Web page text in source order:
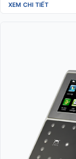
XEM CHI TIẾT